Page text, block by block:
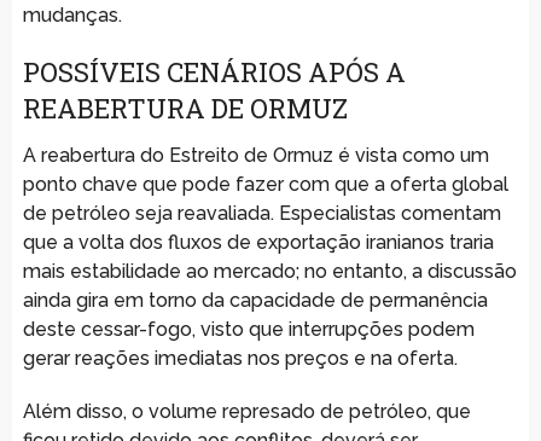
mudanças.
POSSÍVEIS CENÁRIOS APÓS A
REABERTURA DE ORMUZ
A reabertura do Estreito de Ormuz é vista como um
ponto chave que pode fazer com que a oferta global
de petróleo seja reavaliada. Especialistas comentam
que a volta dos fluxos de exportação iranianos traria
mais estabilidade ao mercado; no entanto, a discussão
ainda gira em torno da capacidade de permanência
deste cessar-fogo, visto que interrupções podem
gerar reações imediatas nos preços e na oferta.
Além disso, o volume represado de petróleo, que